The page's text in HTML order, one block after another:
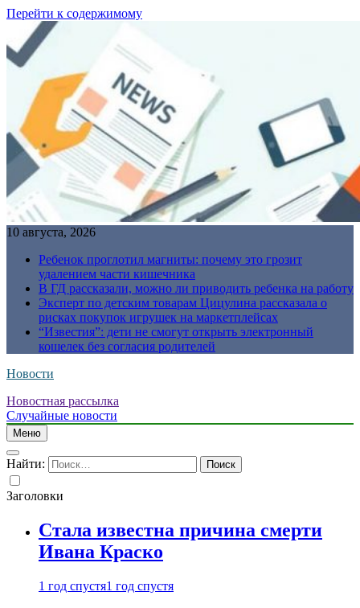
Перейти к содержимому
10 августа, 2026
Ребенок проглотил магниты: почему это грозит
удалением части кишечника
В ГД рассказали, можно ли приводить ребенка на работу
Эксперт по детским товарам Цицулина рассказала о
рисках покупок игрушек на маркетплейсах
“Известия”: дети не смогут открыть электронный
кошелек без согласия родителей
Новости
Новостная рассылка
Случайные новости
Меню
Найти:
Заголовки
Стала известна причина смерти
Ивана Краско
1 год спустя1 год спустя